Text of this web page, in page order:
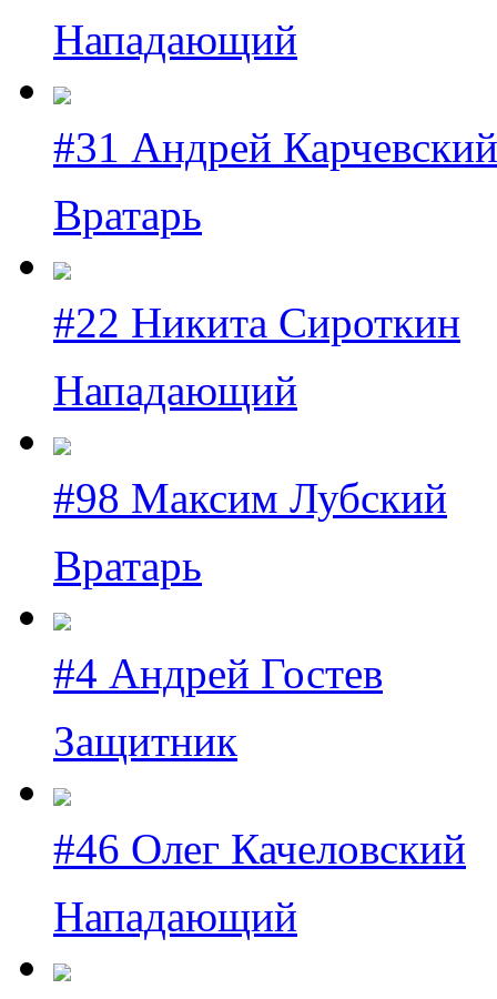
Нападающий
#31 Андрей Карчевский
Вратарь
#22 Никита Сироткин
Нападающий
#98 Максим Лубский
Вратарь
#4 Андрей Гостев
Защитник
#46 Олег Качеловский
Нападающий